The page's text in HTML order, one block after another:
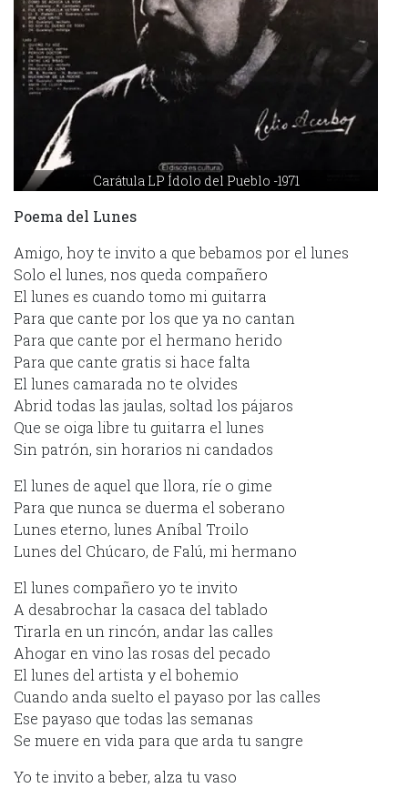
Carátula LP Ídolo del Pueblo -1971
Poema del Lunes
Amigo, hoy te invito a que bebamos por el lunes
Solo el lunes, nos queda compañero
El lunes es cuando tomo mi guitarra
Para que cante por los que ya no cantan
Para que cante por el hermano herido
Para que cante gratis si hace falta
El lunes camarada no te olvides
Abrid todas las jaulas, soltad los pájaros
Que se oiga libre tu guitarra el lunes
Sin patrón, sin horarios ni candados
El lunes de aquel que llora, ríe o gime
Para que nunca se duerma el soberano
Lunes eterno, lunes Aníbal Troilo
Lunes del Chúcaro, de Falú, mi hermano
El lunes compañero yo te invito
A desabrochar la casaca del tablado
Tirarla en un rincón, andar las calles
Ahogar en vino las rosas del pecado
El lunes del artista y el bohemio
Cuando anda suelto el payaso por las calles
Ese payaso que todas las semanas
Se muere en vida para que arda tu sangre
Yo te invito a beber, alza tu vaso